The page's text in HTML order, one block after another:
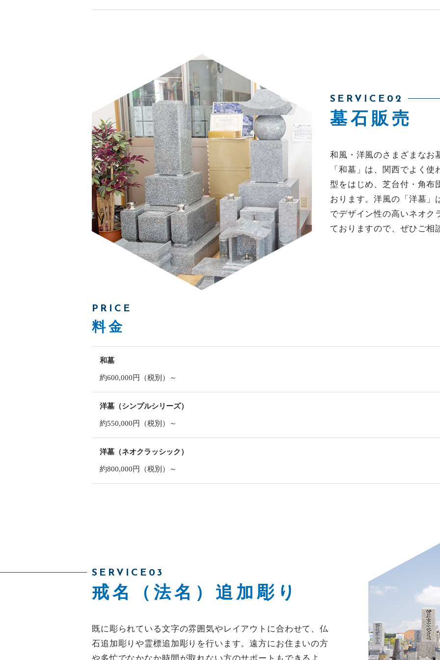
SERVICE02
墓石販売
和風・洋風のさまざまなお
「和墓」は、関西でよく
型をはじめ、芝台付・角布
おります。洋風の「洋墓」
でデザイン性の高いネオク
ておりますので、ぜひご相
PRICE
料金
和墓
約600,000円（税別）～
洋墓（シンプルシリーズ）
約550,000円（税別）～
洋墓（ネオクラッシック）
約800,000円（税別）～
SERVICE03
戒名（法名）追加彫り
既に彫られている文字の雰囲気やレイアウトに合わせて、仏
石追加彫りや霊標追加彫りを行います。遠方にお住まいの方
や多忙でなかなか時間が取れない方のサポートもできるよ